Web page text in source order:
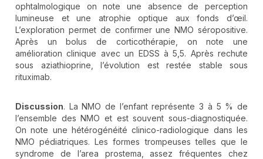
ophtalmologique on note une absence de perception
lumineuse et une atrophie optique aux fonds d’œil.
L’exploration permet de confirmer une NMO séropositive.
Après un bolus de corticothérapie, on note une
amélioration clinique avec un EDSS à 5,5. Après rechute
sous aziathioprine, l’évolution est restée stable sous
rituximab.
Discussion. La NMO de l’enfant représente 3 à 5 % de
l’ensemble des NMO et est souvent sous-diagnostiquée.
On note une hétérogénéité clinico-radiologique dans les
NMO pédiatriques. Les formes trompeuses telles que le
syndrome de l’area prostema, assez fréquentes chez